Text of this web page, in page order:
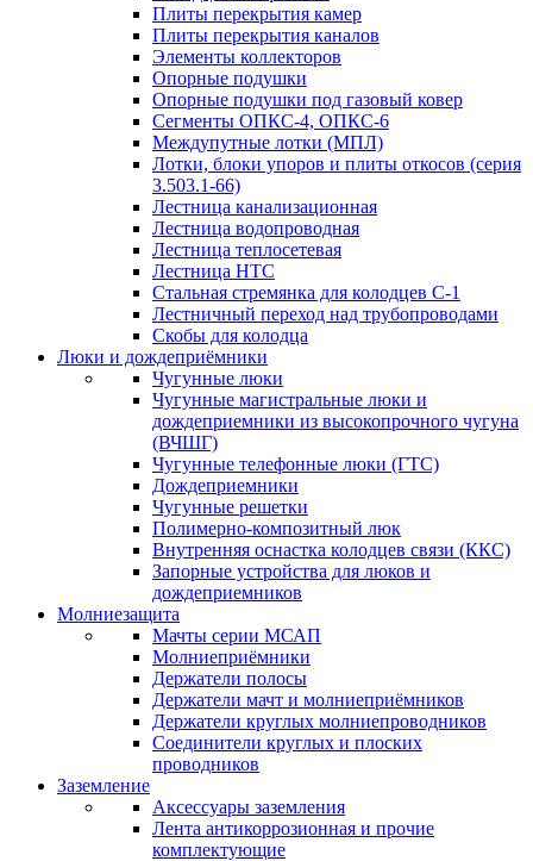
Плиты перекрытия камер
Плиты перекрытия каналов
Элементы коллекторов
Опорные подушки
Опорные подушки под газовый ковер
Сегменты ОПКС-4, ОПКС-6
Междупутные лотки (МПЛ)
Лотки, блоки упоров и плиты откосов (серия
3.503.1-66)
Лестница канализационная
Лестница водопроводная
Лестница теплосетевая
Лестница НТС
Стальная стремянка для колодцев С-1
Лестничный переход над трубопроводами
Скобы для колодца
Люки и дождеприёмники
Чугунные люки
Чугунные магистральные люки и
дождеприемники из высокопрочного чугуна
(ВЧШГ)
Чугунные телефонные люки (ГТС)
Дождеприемники
Чугунные решетки
Полимерно-композитный люк
Внутренняя оснастка колодцев связи (ККС)
Запорные устройства для люков и
дождеприемников
Молниезащита
Мачты серии МСАП
Молниеприёмники
Держатели полосы
Держатели мачт и молниеприёмников
Держатели круглых молниепроводников
Cоединители круглых и плоских
проводников
Заземление
Аксессуары заземления
Лента антикоррозионная и прочие
комплектующие